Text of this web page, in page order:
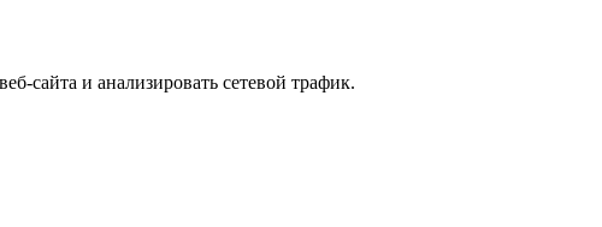
сайта и анализировать сетевой трафик.